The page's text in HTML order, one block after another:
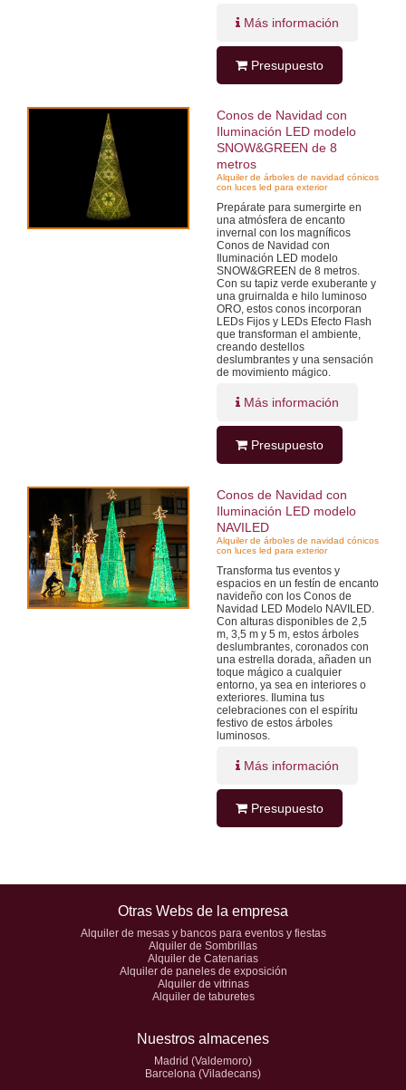
Más información
Presupuesto
Conos de Navidad con
Iluminación LED modelo
SNOW&GREEN de 8
metros
Alquiler de árboles de navidad cónicos
con luces led para exterior
Prepárate para sumergirte en
una atmósfera de encanto
invernal con los magníficos
Conos de Navidad con
Iluminación LED modelo
SNOW&GREEN de 8 metros.
Con su tapiz verde exuberante y
una gruirnalda e hilo luminoso
ORO, estos conos incorporan
LEDs Fijos y LEDs Efecto Flash
que transforman el ambiente,
creando destellos
deslumbrantes y una sensación
de movimiento mágico.
Más información
Presupuesto
Conos de Navidad con
Iluminación LED modelo
NAVILED
Alquiler de árboles de navidad cónicos
con luces led para exterior
Transforma tus eventos y
espacios en un festín de encanto
navideño con los Conos de
Navidad LED Modelo NAVILED.
Con alturas disponibles de 2,5
m, 3,5 m y 5 m, estos árboles
deslumbrantes, coronados con
una estrella dorada, añaden un
toque mágico a cualquier
entorno, ya sea en interiores o
exteriores. Ilumina tus
celebraciones con el espíritu
festivo de estos árboles
luminosos.
Más información
Presupuesto
Otras Webs de la empresa
Alquiler de mesas y bancos para eventos y fiestas
Alquiler de Sombrillas
Alquiler de Catenarias
Alquiler de paneles de exposición
Alquiler de vitrinas
Alquiler de taburetes
Nuestros almacenes
Madrid (Valdemoro)
Barcelona (Viladecans)